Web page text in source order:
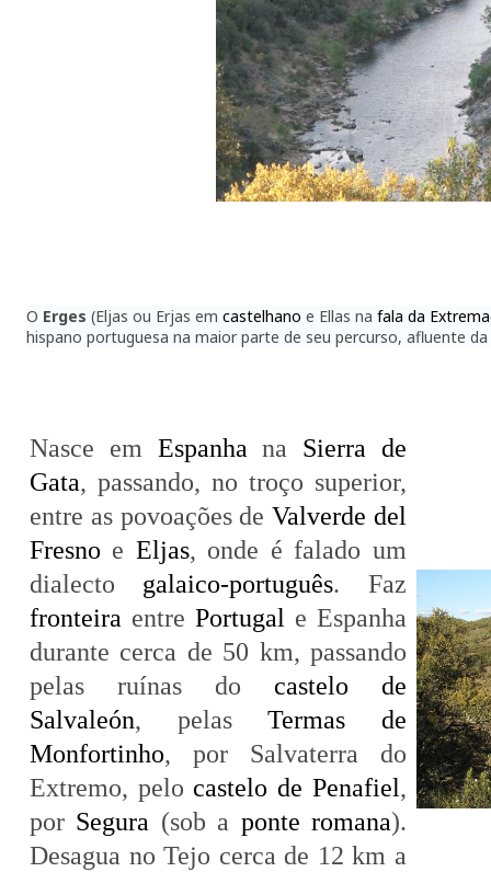
O Erges (Eljas ou Erjas em castelhano e Ellas na fala da
hispano portuguesa na maior parte de seu percurso, afluente
Nasce em Espanha na Sierra de
Gata, passando, no troço superior,
entre as povoações deValverde del
Fresno e Eljas, onde é falado um
dialecto galaico-português. Faz
fronteira entre Portugal e Espanha
durante cerca de 50 km, passando
pelas ruínas do castelo de
Salvaleón, pelasTermas de
Monfortinho, por Salvaterra do
Extremo, pelo castelo de Penafiel,
por Segura (sob a ponte romana).
Desagua no Tejo cerca de 12 km a